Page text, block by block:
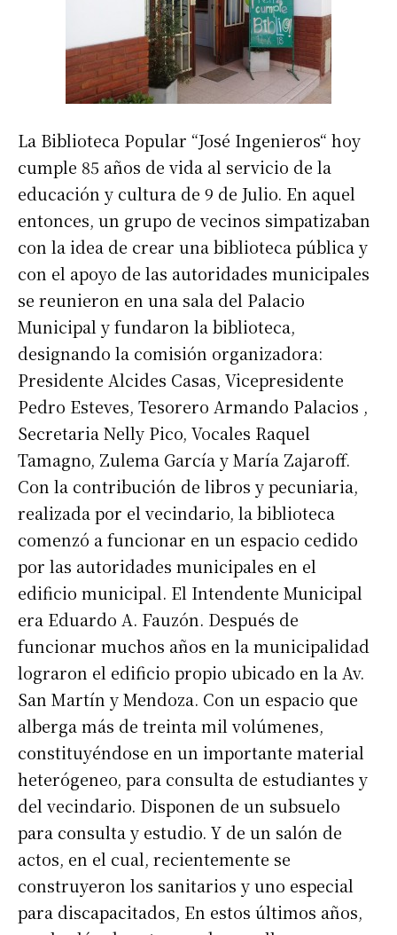
La Biblioteca Popular “José Ingenieros“ hoy
cumple 85 años de vida al servicio de la
educación y cultura de 9 de Julio. En aquel
entonces, un grupo de vecinos simpatizaban
con la idea de crear una biblioteca pública y
con el apoyo de las autoridades municipales
se reunieron en una sala del Palacio
Municipal y fundaron la biblioteca,
designando la comisión organizadora:
Presidente Alcides Casas, Vicepresidente
Pedro Esteves, Tesorero Armando Palacios ,
Secretaria Nelly Pico, Vocales Raquel
Tamagno, Zulema García y María Zajaroff.
Con la contribución de libros y pecuniaria,
realizada por el vecindario, la biblioteca
comenzó a funcionar en un espacio cedido
por las autoridades municipales en el
edificio municipal. El Intendente Municipal
era Eduardo A. Fauzón. Después de
funcionar muchos años en la municipalidad
lograron el edificio propio ubicado en la Av.
San Martín y Mendoza. Con un espacio que
alberga más de treinta mil volúmenes,
constituyéndose en un importante material
heterógeneo, para consulta de estudiantes y
del vecindario. Disponen de un subsuelo
para consulta y estudio. Y de un salón de
actos, en el cual, recientemente se
construyeron los sanitarios y uno especial
para discapacitados, En estos últimos años,